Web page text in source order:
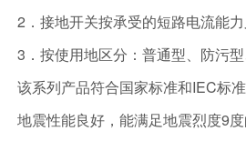
2．接地开关按承受的短路电流能力
3．按使用地区分：普通型、防污型
该系列产品符合国家标准和IEC标
地震性能良好，能满足地震烈度9度